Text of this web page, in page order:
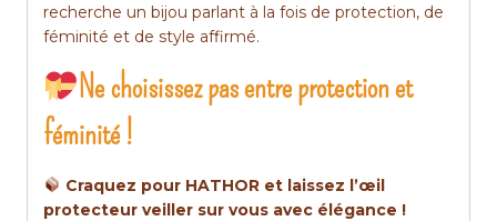
recherche un bijou parlant à la fois de protection, de
féminité et de style affirmé.
Ne choisissez pas entre protection et
féminité !
Craquez pour HATHOR et laissez l’œil
protecteur veiller sur vous avec élégance !